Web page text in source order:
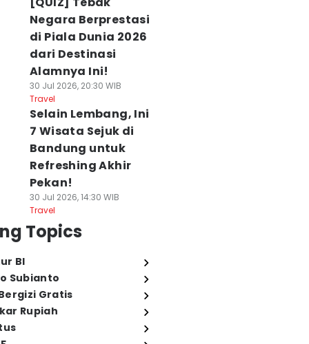
Negara Berprestasi
di Piala Dunia 2026
dari Destinasi
Alamnya Ini!
30 Jul 2026, 20:30 WIB
Travel
Selain Lembang, Ini
7 Wisata Sejuk di
Bandung untuk
Refreshing Akhir
Pekan!
30 Jul 2026, 14:30 WIB
Travel
Topics
BI
Subianto
Gratis
Rupiah